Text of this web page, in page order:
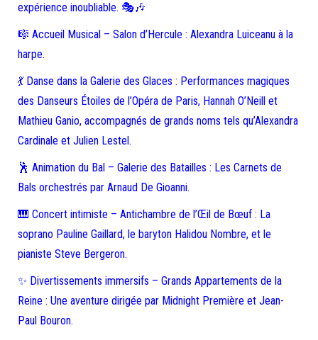
expérience inoubliable. 🎭🎶
🎼 Accueil Musical – Salon d’Hercule : Alexandra Luiceanu à la
harpe.
💃 Danse dans la Galerie des Glaces : Performances magiques
des Danseurs Étoiles de l’Opéra de Paris, Hannah O’Neill et
Mathieu Ganio, accompagnés de grands noms tels qu’Alexandra
Cardinale et Julien Lestel.
🕺 Animation du Bal – Galerie des Batailles : Les Carnets de
Bals orchestrés par Arnaud De Gioanni.
🎹 Concert intimiste – Antichambre de l’Œil de Bœuf : La
soprano Pauline Gaillard, le baryton Halidou Nombre, et le
pianiste Steve Bergeron.
✨ Divertissements immersifs – Grands Appartements de la
Reine : Une aventure dirigée par Midnight Première et Jean-
Paul Bouron.